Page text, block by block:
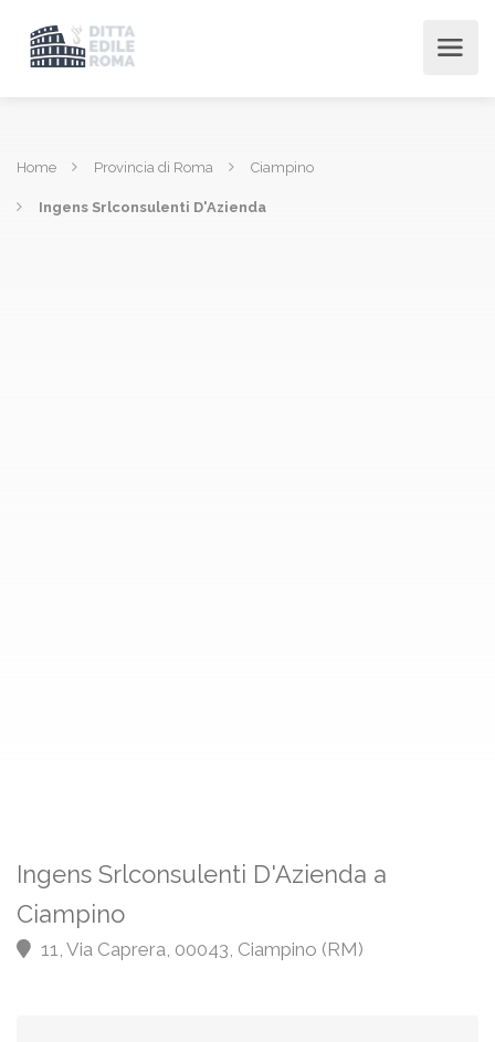
Home Provincia di Roma Ciampino
Ingens Srlconsulenti D'Azienda
Ingens Srlconsulenti D'Azienda a
Ciampino
11, Via Caprera, 00043, Ciampino (RM)